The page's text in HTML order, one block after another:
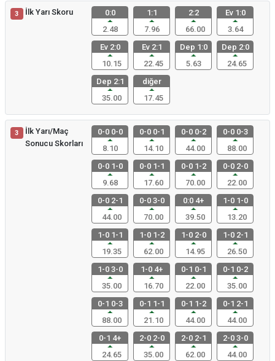
3 İlk Yarı Skoru
0:0
2.48
1:1
7.96
2:2
66.00
Ev 1:0
3.64
Ev 2:0
10.15
Ev 2:1
22.45
Dep 1:0
5.63
Dep 2:0
24.65
Dep 2:1
35.00
diğer
17.45
3
İlk Yarı/Maç
Sonucu Skorları
0-0 0-0
8.10
0-0 0-1
14.10
0-0 0-2
44.00
0-0 0-3
88.00
0-0 1-0
9.68
0-0 1-1
17.60
0-0 1-2
70.00
0-0 2-0
22.00
0-0 2-1
44.00
0-0 3-0
70.00
0:0 4+
39.50
1-0 1-0
13.20
1-0 1-1
19.35
1-0 1-2
62.00
1-0 2-0
14.95
1-0 2-1
26.50
1-0 3-0
35.00
1-0 4+
16.70
0-1 0-1
22.00
0-1 0-2
35.00
0-1 0-3
88.00
0-1 1-1
21.10
0-1 1-2
44.00
0-1 2-1
44.00
0-1 4+
24.65
2-0 2-0
35.00
2-0 2-1
62.00
2-0 3-0
44.00